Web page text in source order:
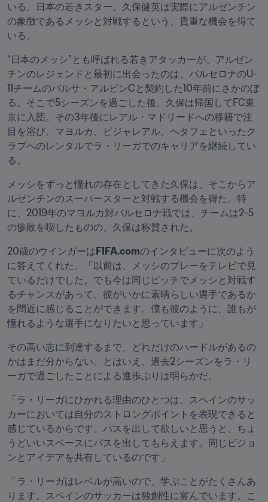
いる。日本の若きスター、久保健英は実際にアルゼンチン
の象徴であるメッシと対戦するという、貴重な機会を得て
いる。
“日本のメッシ”とも呼ばれる若きアタッカーが、アルゼン
チンのレジェンドと最初に出会ったのは、バルセロナのU-
11チームのバルサ・アルビンCと契約した10年前にさかのぼ
る。そこで5シーズンを過ごした後、久保は帰国してFC東
京に入団。その3年後にレアル・マドリードへの移籍で注
目を浴び、マヨルカ、ビジャレアル、ヘタフェといったク
ラブへのレンタルでラ・リーガでのキャリアを継続してい
る。
メッシをずっと憧れの存在としてきた久保は、そこからア
ルゼンチンのスーパースターと対戦する機会を得た。特
に、2019年のマヨルカ対バルセロナ戦では、チームは2-5
の惨敗を喫したものの、久保は称賛された。
20歳のウインガーは FIFA.comのインタビューに次のよう
に答えてくれた。「以前は、メッシのプレーをテレビで見
ているだけでした。でも今は同じピッチでメッシと対戦す
るチャンスがあって、彼がいかに素晴らしい選手であるか
を間近に感じることができます。僕も彼のように、誰もが
憧れるような選手になりたいと思っています」
その高い志に到達するまで、どれだけのハードルがあるの
かはまだ分からない。とはいえ、過去2シーズンをラ・リ
ーガで過ごしたことによる進歩ぶりは明らかだ。
「ラ・リーガにひかれる理由のひとつは、スペインのサッ
カーにおいては自分のストロングポイントを表現できると
感じているからです。パスを出して欲しいと思うと、ちょ
うどいいスペースにパスを出してもらえます。同じビジョ
ンとアイデアを共有しているのです」
「ラ・リーガはレベルが高いので、学ぶことがたくさんあ
ります。スペインのサッカーは独創性に富んでいます。こ